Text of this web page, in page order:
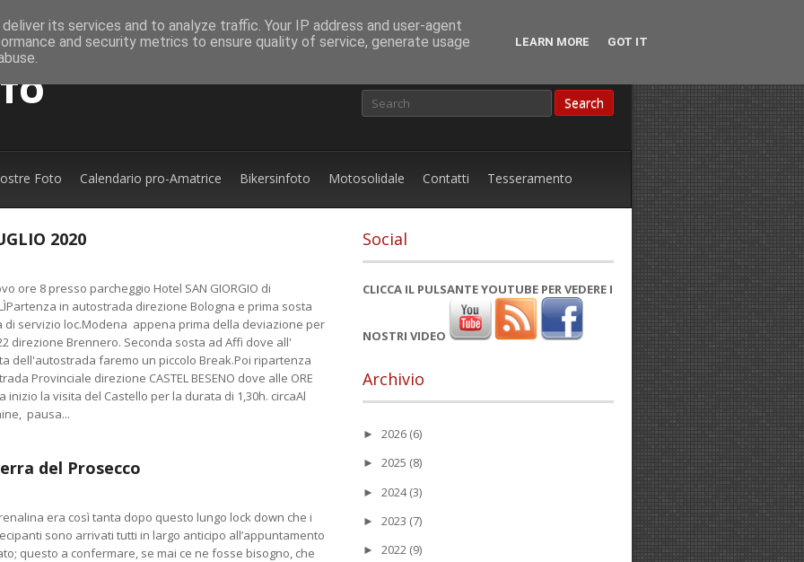
Foto Calendario pro-Amatrice Bikersinfoto Motosolidale Contatti Tesseramento
2020
ore 8 presso parcheggio Hotel SAN GIORGIO di
in autostrada direzione Bologna e prima sosta
di servizio loc.Modena appena prima della deviazione per
direzione Brennero. Seconda sosta ad Affi dove all'
dell'autostrada faremo un piccolo Break.Poi ripartenza
Provinciale direzione CASTEL BESENO dove alle ORE
inizio la visita del Castello per la durata di 1,30h. circaAl
pausa...
del Prosecco
era così tanta dopo questo lungo lock down che i
sono arrivati tutti in largo anticipo all’appuntamento
questo a confermare, se mai ce ne fosse bisogno, che
Social
CLICCA IL PULSANTE YOUTUBE PER VEDERE I
NOSTRI VIDEO
Archivio
► 2026 (6)
► 2025 (8)
► 2024(3)
► 2023 (7)
► 2022 (9)
its services and to analyze traffic. Your IP address and user-agent
and security metrics to ensure quality of service, generate usage
LEARN MORE GOT IT